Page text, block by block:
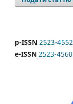
p-ISSN 2523-4552
e-ISSN 2523-4560